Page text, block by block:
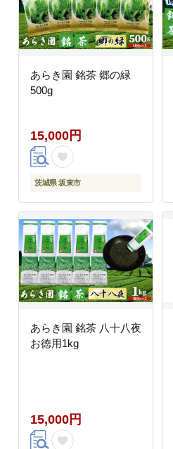
あらき園 銘茶 郷の緑
500g
15,000円
茨城県 坂東市
あらき園 銘茶 八十八夜
お徳用1kg
15,000円